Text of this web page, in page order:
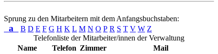
Sprung zu den Mitarbeitern mit dem Anfangsbuchstaben:
a B D E F G H K L M N O P R S T V W Z
Telefonliste der Mitarbeiter/innen der Verwaltung
Name
Telefon Zimmer
Mail